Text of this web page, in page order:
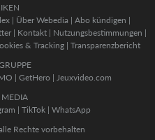
| Über Webedia | Abo kündigen |
| Kontakt | Nutzungsbestimmungen |
& Tracking | Transparenzbericht
| GetHero | Jeuxvideo.com
| TikTok | WhatsApp
Rechte vorbehalten